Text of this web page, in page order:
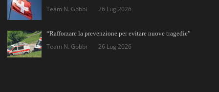
Team N. Gobbi 26 Lug 2026
“Rafforzare la prevenzione per evitare nuove tragedie”
Team N. Gobbi 26 Lug 2026